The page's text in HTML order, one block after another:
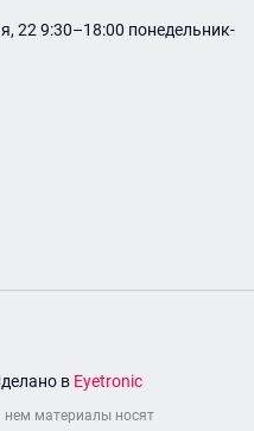
22 9:30–18:00 понедельник-
в Eyetronic
нем материалы носят